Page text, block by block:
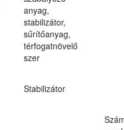
anyag,
stabilizátor,
sűrítőanyag,
térfogatnövelő
szer
Stabilizátor